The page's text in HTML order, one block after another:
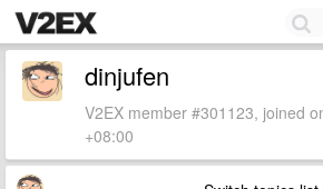
dinjufen
V2EX member #301123, joined
+08:00